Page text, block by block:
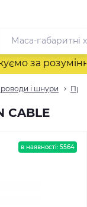
за
і шнури
CABLE
Маса-габаритні
в наявності: 5564